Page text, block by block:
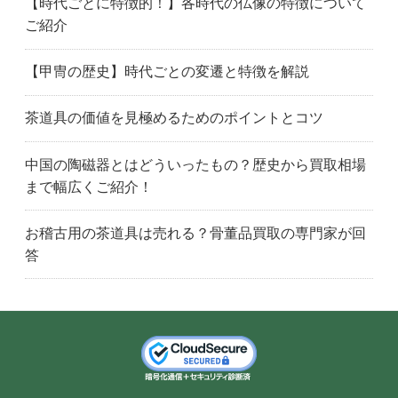
【時代ごとに特徴的！】各時代の仏像の特徴について
ご紹介
【甲冑の歴史】時代ごとの変遷と特徴を解説
茶道具の価値を見極めるためのポイントとコツ
中国の陶磁器とはどういったもの？歴史から買取相場
まで幅広くご紹介！
お稽古用の茶道具は売れる？骨董品買取の専門家が回
答